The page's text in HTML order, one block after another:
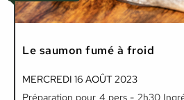
Le saumon fumé à froid
MERCREDI 16 AOÛT 2023
Préparation pour 4 pers - 2h30